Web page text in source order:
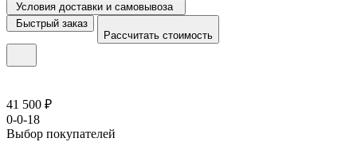
Условия доставки и самовывоза
Быстрый заказ
Рассчитать стоимость
41 500 ₽
0-0-18
Выбор покупателей